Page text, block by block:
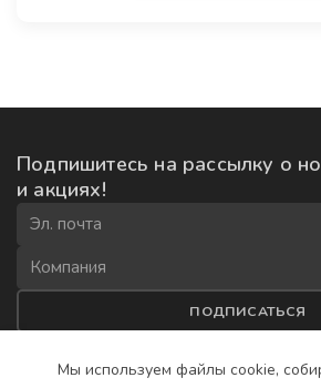
Подпишитесь на рассылку о
и акциях!
ПОДПИСАТЬСЯ
рассылки
Мы используем файлы cookie,